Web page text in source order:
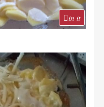
in it